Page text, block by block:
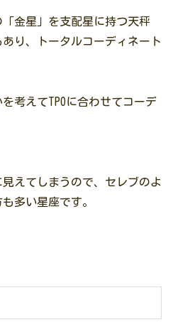
金星」を支配星に持つ天秤
り、トータルコーディネート
考えてTPOに合わせてコーデ
えてしまうので、セレブのよ
多い星座です。